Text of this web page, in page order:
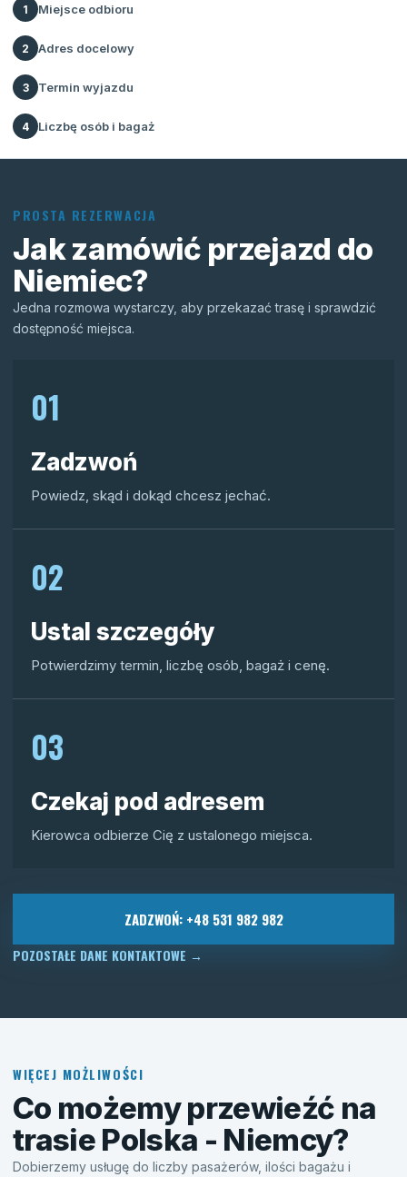
1 Miejsce odbioru
2 Adres docelowy
3 Termin wyjazdu
4 Liczbę osób i bagaż
PROSTA REZERWACJA
Jak zamówić przejazd do
Niemiec?
Jedna rozmowa wystarczy, aby przekazać trasę i sprawdzić
dostępność miejsca.
01
Zadzwoń
Powiedz, skąd i dokąd chcesz jechać.
02
Ustal szczegóły
Potwierdzimy termin, liczbę osób, bagaż i cenę.
03
Czekaj pod adresem
Kierowca odbierze Cię z ustalonego miejsca.
ZADZWOŃ: +48 531 982 982
POZOSTAŁE DANE KONTAKTOWE →
WIĘCEJ MOŻLIWOŚCI
Co możemy przewieźć na
trasie Polska - Niemcy?
Dobierzemy usługę do liczby pasażerów, ilości bagażu i